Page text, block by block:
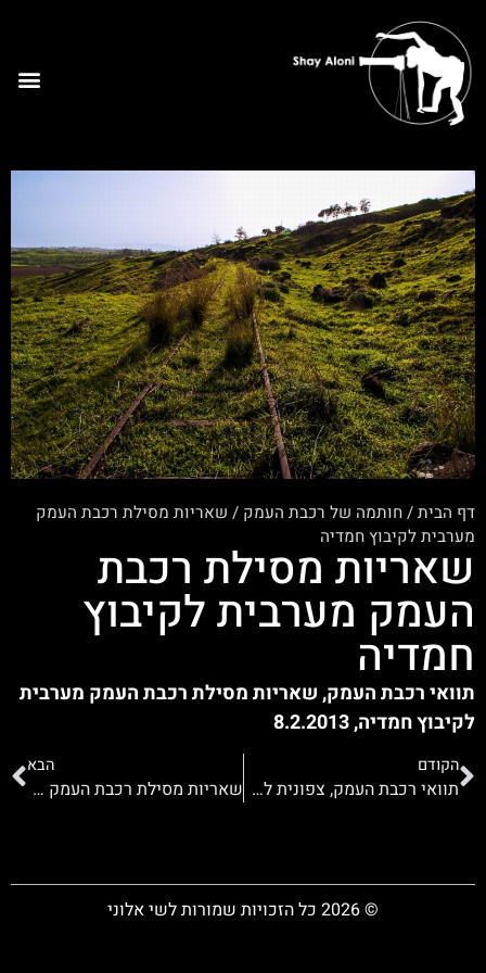
דף הבית/חותמה של רכבת העמק / שאריות מסילת רכבת העמק
מערבית לקיבוץ חמדיה
שאריות מסילת רכבת
העמק מערבית לקיבוץ
חמדיה
תוואי רכבת העמק, שאריות מסילת רכבת העמק מערבית
לקיבוץ חמדיה, 8.2.2013
הקודם
תוואי רכבת העמק, צפונית לקיבוץ חמדיה
הבא
שאריות מסילת רכבת העמק מערבית לקיבוץ חמדיה
© 2026 כל הזכויות שמורות לשי אלוני